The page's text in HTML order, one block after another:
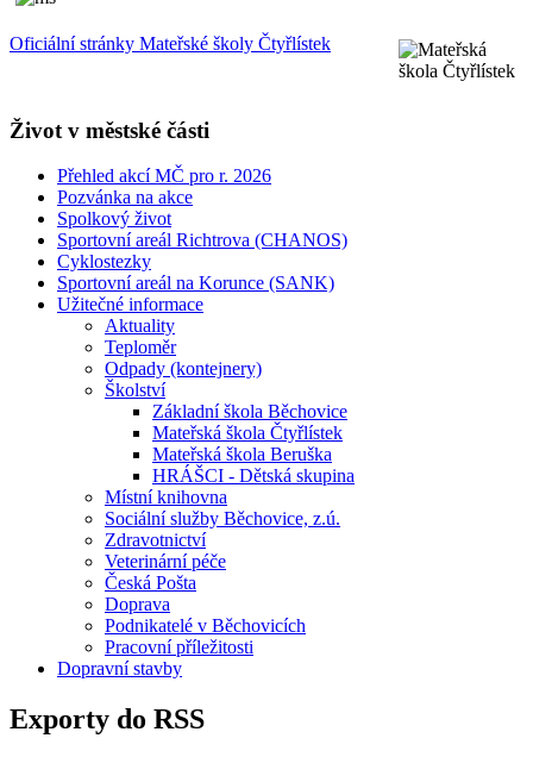
Oficiální stránky Mateřské školy Čtyřlístek
Život v městské části
Přehled akcí MČ pro r. 2026
Pozvánka na akce
Spolkový život
Sportovní areál Richtrova (CHANOS)
Cyklostezky
Sportovní areál na Korunce (SANK)
Užitečné informace
Aktuality
Teploměr
Odpady (kontejnery)
Školství
Základní škola Běchovice
Mateřská škola Čtyřlístek
Mateřská škola Beruška
HRÁŠCI - Dětská skupina
Místní knihovna
Sociální služby Běchovice, z.ú.
Zdravotnictví
Veterinární péče
Česká Pošta
Doprava
Podnikatelé v Běchovicích
Pracovní příležitosti
Dopravní stavby
Exporty do RSS